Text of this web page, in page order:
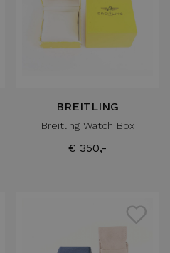
BREITLING
Breitling Watch Box
€ 350,-